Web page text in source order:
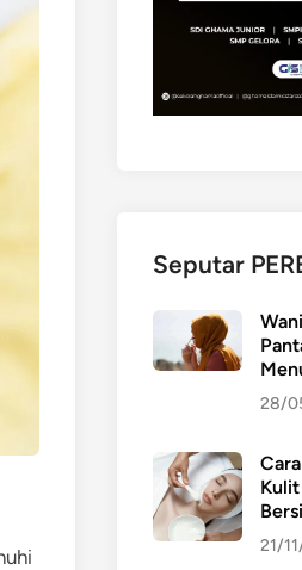
Seputar
28/
21/